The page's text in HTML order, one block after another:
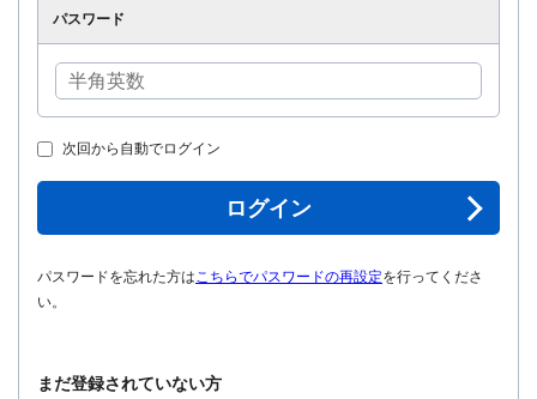
パスワード
次回から自動でログイン
ログイン
パスワードを忘れた方はこちらでパスワードの再設定を行ってくださ
い。
まだ登録されていない方